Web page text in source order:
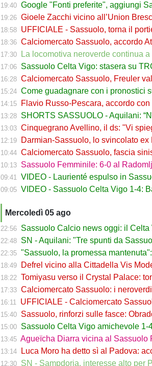
19:40 Google "Fonti preferite", aggiungi
19:26 Gioele Zacchi vicino all’Union Brescia:
18:58 UFFICIALE - Sassuolo, torna il
18:36 Calciomercato Sassuolo, accordo Atalanta-
17:30 La locomotiva neroverde continua a sferragliare. Un
17:06 Sassuolo Celta Vigo: stasera su TRC la replica con
16:28 Calciomercato Sassuolo, Freuler valuta
15:24 Come guadagnare con i pronostici sulle partite di
14:15 Flavio Russo-Pescara, accordo con il
13:28 SHORTS SASSUOLO - Aquilani: “Non
13:03 Cinquegrano Avellino, il ds: "Vi spiego a
12:19 Darmian-Sassuolo, lo svincolato ex Inter tra
10:44 Calciomercato Sassuolo, fascia sinistra:
10:13 Sassuolo Femminile: 6-0 al Radomlje e 1-0
09:41 VIDEO - Laurienté espulso in Sassuolo-
09:05 VIDEO - Sassuolo Celta Vigo 1-4:
Mercoledì 05 ago
22:56 Sassuolo Calcio news oggi: il Celta Vigo
22:48 SN - Aquilani: "Tre spunti da Sassuolo-Celta Vigo.
22:35 "Sassuolo, la promessa mantenuta": il libro sul
18:49 Defrel vicino alla Cittadella Vis Modena: l’ex
18:22 Tomiyasu verso il Crystal Palace: torna in
17:33 Calciomercato Sassuolo: i neroverdi
16:11 UFFICIALE - Calciomercato Sassuolo, ceduto
15:40 Sassuolo, rinforzi sulle fasce: Obrador in pole a
15:00 Sassuolo Celta Vigo amichevole 1-4
13:45 Agueïcha Diarra vicina al Sassuolo Femminile:
13:14 Luca Moro ha detto sì al Padova: accordo con
12:30 SN - Sampdoria, interesse alto per Pierini: i